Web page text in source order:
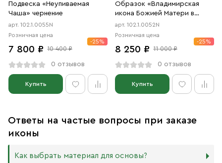
Подвеска «Неупиваемая
Чаша» чернение
арт. 102.1.0055N
Розничная цена
7 800 ₽ 10 400 ₽
-25%
0 отзывов
Купить
Образок «Владимирская
икона Божией Матери в
форме цаты» чернение
арт. 102.1.0052N
Розничная цена
8 250 ₽ 11 000 ₽
-25%
0 отзывов
Купить
Ответы на частые вопросы при заказе
иконы
Как выбрать материал для основы?